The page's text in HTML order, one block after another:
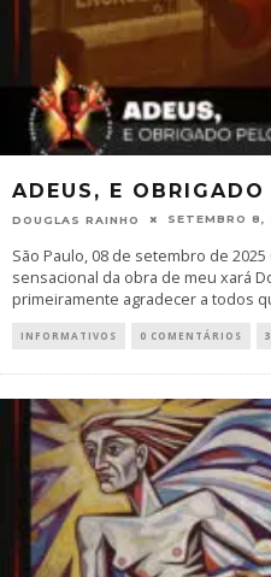
ADEUS, E OBRIGADO
DOUGLAS RAINHO SETEMBRO 8,
São Paulo, 08 de setembro de
sensacional da obra de meu xará
primeiramente agradecer a todos
INFORMATIVOS 0 COMENTÁRIOS